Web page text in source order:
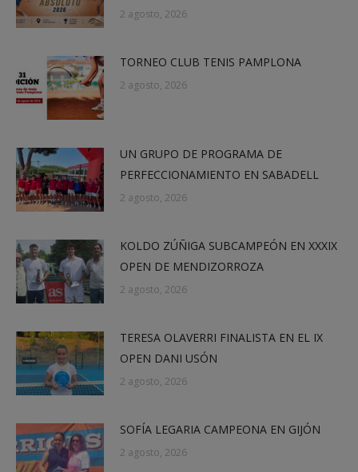
2 agosto, 2026
TORNEO CLUB TENIS PAMPLONA
2 agosto, 2026
UN GRUPO DE PROGRAMA DE
PERFECCIONAMIENTO EN SABADELL
2 agosto, 2026
KOLDO ZÚÑIGA SUBCAMPEÓN EN XXXIX
OPEN DE MENDIZORROZA
2 agosto, 2026
TERESA OLAVERRI FINALISTA EN EL IX
OPEN DANI USÓN
2 agosto, 2026
SOFÍA LEGARIA CAMPEONA EN GIJÓN
2 agosto, 2026